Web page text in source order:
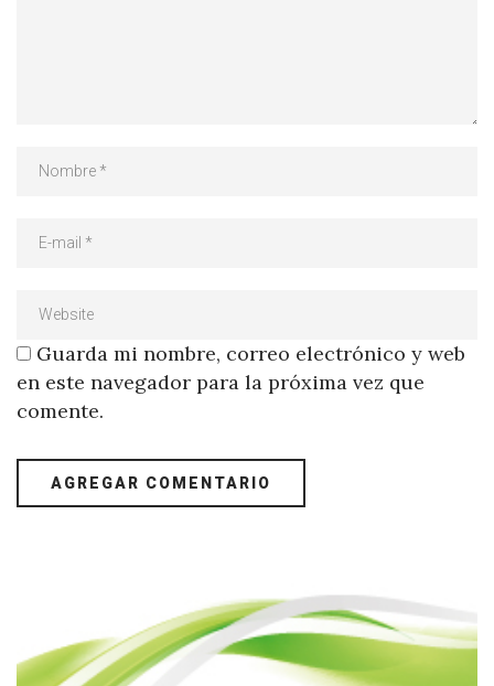
Guarda mi nombre, correo electrónico y web
en este navegador para la próxima vez que
comente.